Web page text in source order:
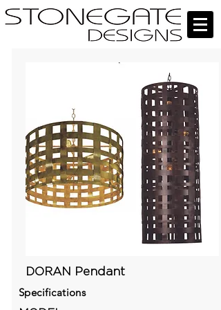
DORAN Pendant
Specifications